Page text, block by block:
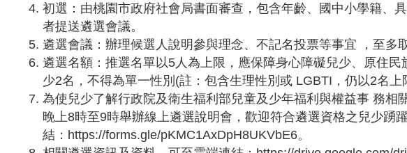
初選：由桃園市政府社會局書面審查，包含年齡、國中小學籍、
者提送遴選會議。
遴選會議：辦理候選人說明參與理念、不記名投票等事宜 ，至多
遴選名額：推選名單以5人為上限，應保障身心障礙兒少、原住
少2名，不得為單一性別(註：包含生理性別或 LGBTI，仍以2名上
為使兒少了解行政院及衛生福利部兒童及少年福利與權益事 務
晚上8時至9時舉辦線上遴選說明會，歡迎符合遴選資格之兒少踴
結：https://forms.gle/pKMC1AxDpH8UKVbE6。